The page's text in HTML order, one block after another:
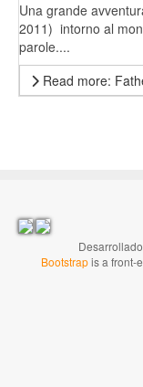
Una grande
2011) intorno al
parole....
Read more:
Desarrollado
Bootstrapis a front-